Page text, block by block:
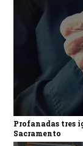
Profanadas tres
Sacramento